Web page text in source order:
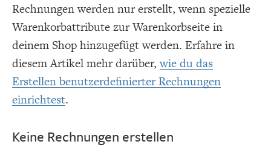
Rechnungen werden nur erstellt, wenn spezielle
Warenkorbattribute zur Warenkorbseite in
deinem Shop hinzugefügt werden. Erfahre in
diesem Artikel mehr darüber,wie du das
Erstellen benutzerdefinierter Rechnungen
einrichtest.
Keine Rechnungen erstellen